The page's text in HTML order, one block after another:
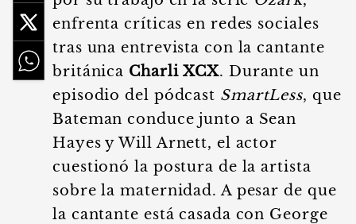
enfrenta críticas en redes sociales
tras una entrevista con la cantante
británica Charli XCX. Durante un
episodio del pódcast SmartLess, que
Bateman conduce junto a Sean
Hayes y Will Arnett, el actor
cuestionó la postura de la artista
sobre la maternidad. A pesar de que
la cantante está casada con George